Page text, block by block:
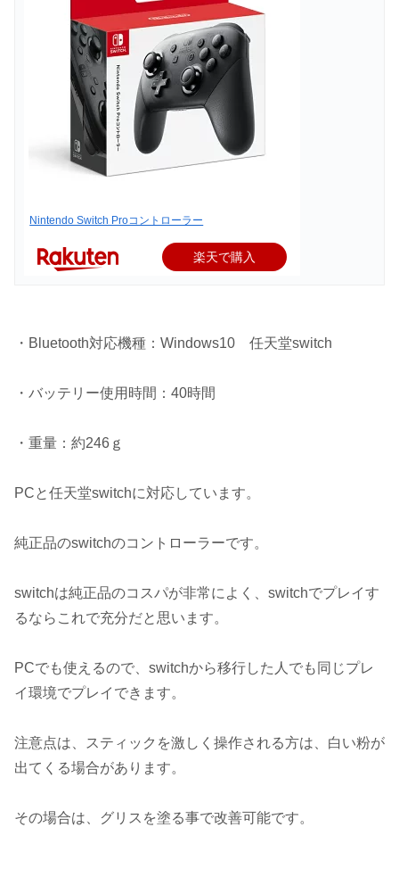
Nintendo Switch Proコントローラー
楽天で購入
・Bluetooth対応機種：Windows10 任天堂switch
・バッテリー使用時間：40時間
・重量：約246ｇ
PCと任天堂switchに対応しています。
純正品のswitchのコントローラーです。
switchは純正品のコスパが非常によく、switchでプレイす
るならこれで充分だと思います。
PCでも使えるので、switchから移行した人でも同じプレ
イ環境でプレイできます。
注意点は、スティックを激しく操作される方は、白い粉が
出てくる場合があります。
その場合は、グリスを塗る事で改善可能です。